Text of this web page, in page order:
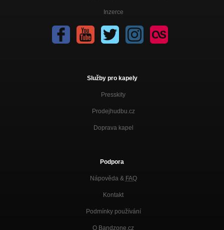
Inzerce
Služby pro kapely
Presskity
Prodejhudbu.cz
Doprava kapel
Podpora
Nápověda & FAQ
Kontakt
Podmínky používání
O Bandzone.cz